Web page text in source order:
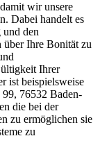
wir unsere
Dabei handelt es
und den
über Ihre Bonität zu
Ihrer
ist beispielsweise
76532 Baden-
die bei der
zu ermöglichen sie
zu